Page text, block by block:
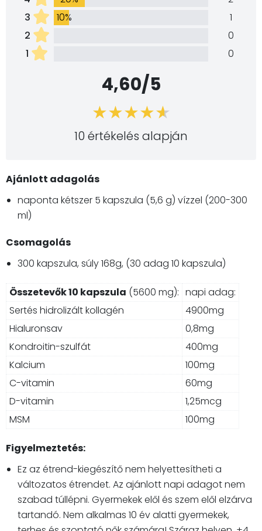
3
10%
1
2
0
1
0
4,60/5
10 értékelés alapján
Ajánlott adagolás
naponta kétszer 5 kapszula (5,6 g) vízzel (200-300
ml)
Csomagolás
300 kapszula, súly 168g, (30 adag 10 kapszula)
Összetevők 10 kapszula (5600 mg): napi adag:
Sertés hidrolizált kollagén
4900mg
Hialuronsav
0,8mg
Kondroitin-szulfát
400mg
Kalcium
100mg
C-vitamin
60mg
D-vitamin
1,25mcg
MSM
100mg
Figyelmeztetés:
Ez az étrend-kiegészítő nem helyettesítheti a
változatos étrendet. Az ajánlott napi adagot nem
szabad túllépni. Gyermekek elől és szem elől elzárva
tartandó. Nem alkalmas 10 év alatti gyermekek,